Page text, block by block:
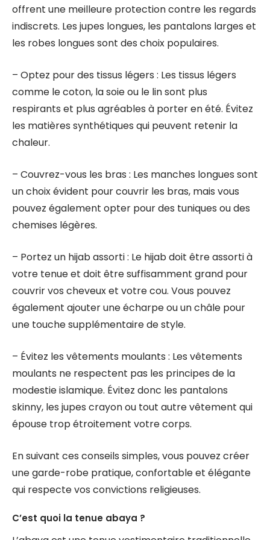
offrent une meilleure protection contre les regards
indiscrets. Les jupes longues, les pantalons larges et
les robes longues sont des choix populaires.
– Optez pour des tissus légers : Les tissus légers
comme le coton, la soie ou le lin sont plus
respirants et plus agréables à porter en été. Évitez
les matières synthétiques qui peuvent retenir la
chaleur.
– Couvrez-vous les bras : Les manches longues sont
un choix évident pour couvrir les bras, mais vous
pouvez également opter pour des tuniques ou des
chemises légères.
– Portez un hijab assorti : Le hijab doit être assorti à
votre tenue et doit être suffisamment grand pour
couvrir vos cheveux et votre cou. Vous pouvez
également ajouter une écharpe ou un châle pour
une touche supplémentaire de style.
– Évitez les vêtements moulants : Les vêtements
moulants ne respectent pas les principes de la
modestie islamique. Évitez donc les pantalons
skinny, les jupes crayon ou tout autre vêtement qui
épouse trop étroitement votre corps.
En suivant ces conseils simples, vous pouvez créer
une garde-robe pratique, confortable et élégante
qui respecte vos convictions religieuses.
C’est quoi la tenue abaya ?